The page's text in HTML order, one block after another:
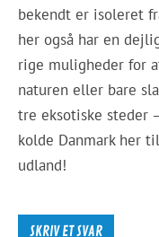
bekendt er isoleret
her også har en
rige muligheder for
naturen eller bare
tre eksotiske steder
kolde Danmark her
udland!
SKRIV ET SVAR